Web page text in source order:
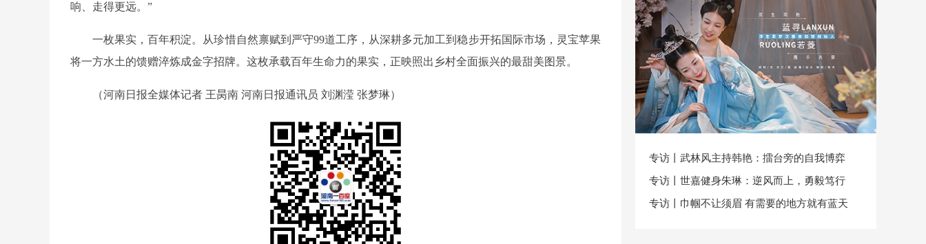
响、走得更远。”
一枚果实，百年积淀。从珍惜自然禀赋到严守99道工序，从深耕多元加工到稳步开拓国际市场，灵宝苹果
将一方水土的馈赠淬炼成金字招牌。这枚承载百年生命力的果实，正映照出乡村全面振兴的最甜美图景。
（河南日报全媒体记者 王昺南 河南日报通讯员 刘渊滢 张梦琳）
专访丨武林风主持韩艳：擂台旁的自我博弈
专访丨世嘉健身朱琳：逆风而上，勇毅笃行
专访丨巾帼不让须眉 有需要的地方就有蓝天